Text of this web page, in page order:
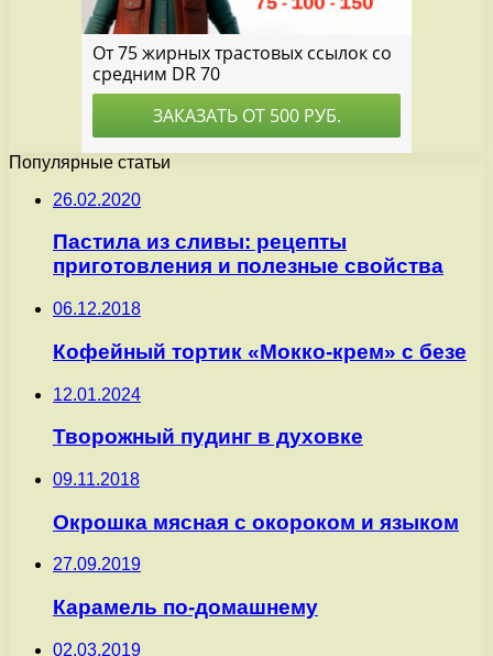
Популярные статьи
26.02.2020
Пастила из сливы: рецепты
приготовления и полезные свойства
06.12.2018
Кофейный тортик «Мокко-крем» с безе
12.01.2024
Творожный пудинг в духовке
09.11.2018
Окрошка мясная с окороком и языком
27.09.2019
Карамель по-домашнему
02.03.2019